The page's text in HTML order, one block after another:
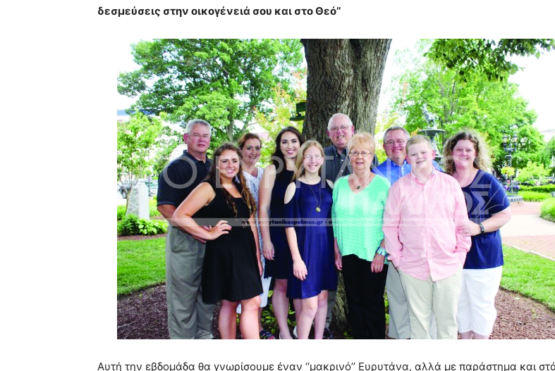
δεσμεύσεις στην οικογένειά σου και στο Θεό’’
Αυτή την εβδομάδα θα γνωρίσουμε έναν ‘‘μακρινό’’ Ευρυτάνα, αλλά με παράστημα και